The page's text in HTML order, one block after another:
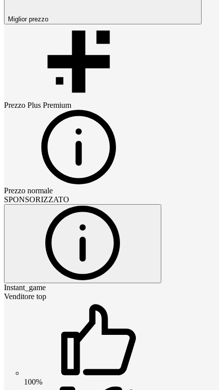
Miglior prezzo
Prezzo Plus Premium
Prezzo normale
SPONSORIZZATO
Instant_game
Venditore top
100%